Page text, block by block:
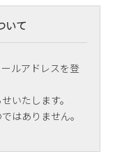
いて
ルアドレスを登
いたします。
はありません。